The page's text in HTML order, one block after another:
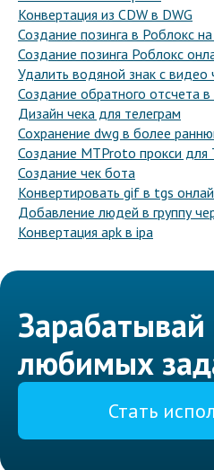
Конвертация из CDW в DWG
Создание позинга в Роблокс
Создание позинга Роблокс
Удалить водяной знак с видео
Создание обратного отсчета
Дизайн чека для телеграм
Сохранение dwg в более
Создание MTProto прокси для
Создание чек бота
Конвертировать gif в tgs
Добавление людей в группу
Конвертация apk в ipa
Зарабатывай
любимых
Стать